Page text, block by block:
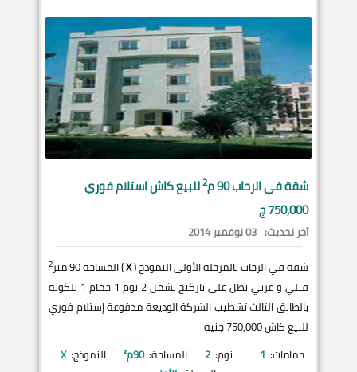
شقة فيالرحاب90 م 2للبيع كاش استلام فوري
750,000 ج
آخر تحديث: 03 نوفمبر 2014
شقة في الرحاب بالمرحلة الأولى النموذج (X) المساحة 90 متر 2
قبلي و غربي تطل على باركنج تشمل 2 نوم 1 حمام 1 بلكونة
بالطابق الثالث تشطيب الشركة الوديعة مدفوعة إستلام فوري
للبيع كاش 750,000 جنيه
حمامات: 1 نوم: 2 المساحة: 90م² النموذج: X